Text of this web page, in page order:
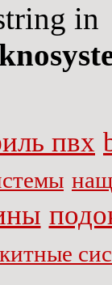
in
пвх